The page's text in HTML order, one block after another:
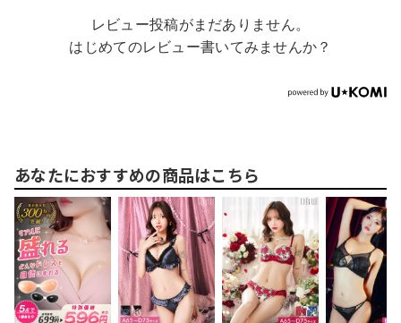
レビュー投稿がまだありません。
はじめてのレビュー書いてみませんか？
あなたにおすすめの商品はこちら